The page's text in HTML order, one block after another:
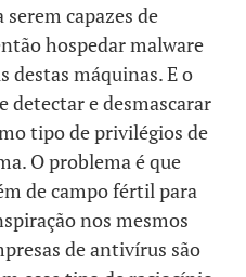
capazes de
hospedar malware
destas máquinas. E o
detectar e desmascarar
tipo de privilégios de
O problema é que
de campo fértil para
nos mesmos
de antivírus são